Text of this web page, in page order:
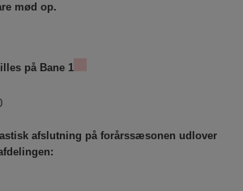
mød op.
på Bane 1
afslutning på forårssæsonen udlover